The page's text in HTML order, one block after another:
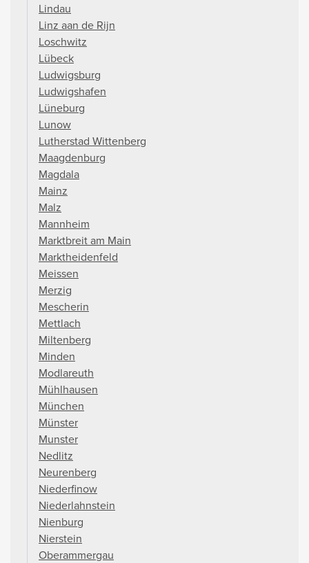
Lindau
Linz aan de Rijn
Loschwitz
Lübeck
Ludwigsburg
Ludwigshafen
Lüneburg
Lunow
Lutherstad Wittenberg
Maagdenburg
Magdala
Mainz
Malz
Mannheim
Marktbreit am Main
Marktheidenfeld
Meissen
Merzig
Mescherin
Mettlach
Miltenberg
Minden
Modlareuth
Mühlhausen
München
Münster
Munster
Nedlitz
Neurenberg
Niederfinow
Niederlahnstein
Nienburg
Nierstein
Oberammergau